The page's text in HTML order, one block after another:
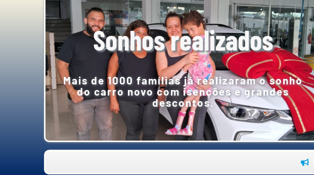
Sonhos realizados
Mais de 1000 famílias já realizaram o sonho
do carro novo com isenções e grandes
descontos.